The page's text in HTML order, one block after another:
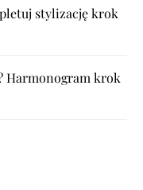
stylizację krok
Harmonogram krok